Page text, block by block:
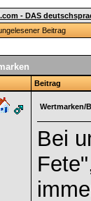
- DAS
Beitrag
Beitrag
Wertmarken/
Bei